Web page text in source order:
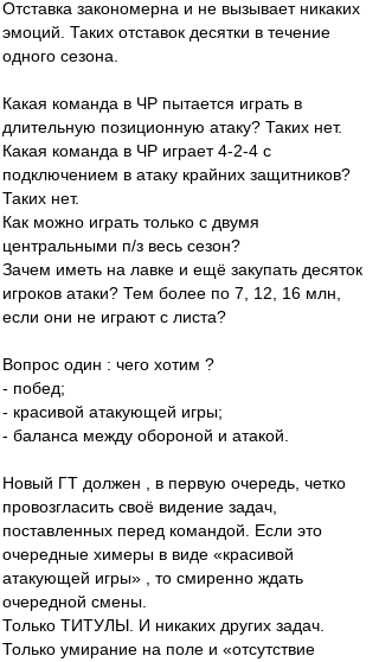
Отставка закономерна и не вызывает никаких
эмоций. Таких отставок десятки в течение
одного сезона.
Какая команда в ЧР пытается играть в
длительную позиционную атаку? Таких нет.
Какая команда в ЧР играет 4-2-4 с
подключением в атаку крайних защитников?
Таких нет.
Как можно играть только с двумя
центральными п/з весь сезон?
Зачем иметь на лавке и ещё закупать десяток
игроков атаки? Тем более по 7, 12, 16 млн,
если они не играют с листа?
Вопрос один : чего хотим ?
- побед;
- красивой атакующей игры;
- баланса между обороной и атакой.
Новый ГТ должен , в первую очередь, четко
провозгласить своё видение задач,
поставленных перед командой. Если это
очередные химеры в виде «красивой
атакующей игры» , то смиренно ждать
очередной смены.
Только ТИТУЛЫ. И никаких других задач.
Только умирание на поле и «отсутствие